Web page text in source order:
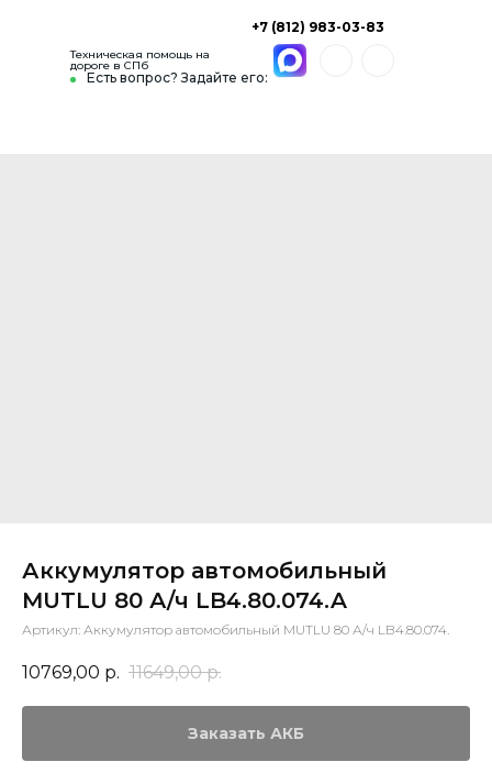
Есть вопрос? Задайте его:
+7 (812) 983-03-83
Техническая помощь на
дороге в СПб
Аккумулятор автомобильный
MUTLU 80 А/ч LB4.80.074.A
Артикул: Аккумулятор автомобильный MUTLU 80 А/ч LB4.80.074.
10769,00 р. 11649,00 р.
Заказать АКБ